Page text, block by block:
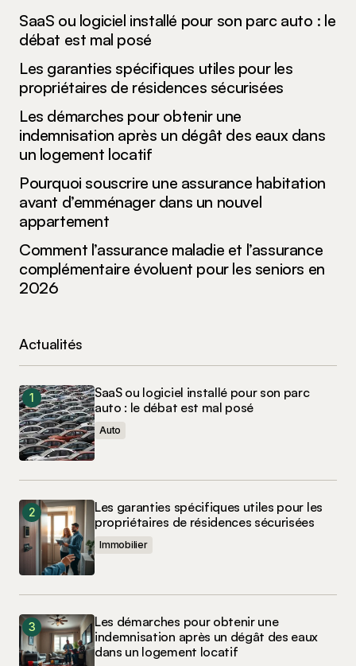
SaaS ou logiciel installé pour son parc auto : le
débat est mal posé
Les garanties spécifiques utiles pour les
propriétaires de résidences sécurisées
Les démarches pour obtenir une
indemnisation après un dégât des eaux dans
un logement locatif
Pourquoi souscrire une assurance habitation
avant d’emménager dans un nouvel
appartement
Comment l’assurance maladie et l’assurance
complémentaire évoluent pour les seniors en
2026
Actualités
SaaS ou logiciel installé pour son parc
auto : le débat est mal posé
Auto
Les garanties spécifiques utiles pour les
propriétaires de résidences sécurisées
Immobilier
Les démarches pour obtenir une
indemnisation après un dégât des eaux
dans un logement locatif